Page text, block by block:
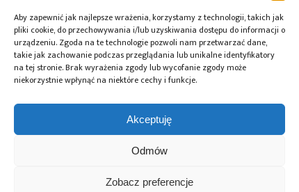
Aby zapewnić jak najlepsze wrażenia, korzystamy z technologii, takich jak
pliki cookie, do przechowywania i/lub uzyskiwania dostępu do informacji o
urządzeniu. Zgoda na te technologie pozwoli nam przetwarzać dane,
takie jak zachowanie podczas przeglądania lub unikalne identyfikatory
na tej stronie. Brak wyrażenia zgody lub wycofanie zgody może
niekorzystnie wpłynąć na niektóre cechy i funkcje.
Akceptuję
Odmów
Zobacz preferencje